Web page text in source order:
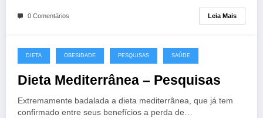
0 Comentários Leia Mais
DIETA OBESIDADE PESQUISAS SAÚDE
Dieta Mediterrânea – Pesquisas
Extremamente badalada a dieta mediterrânea, que já tem
confirmado entre seus benefícios a perda de…